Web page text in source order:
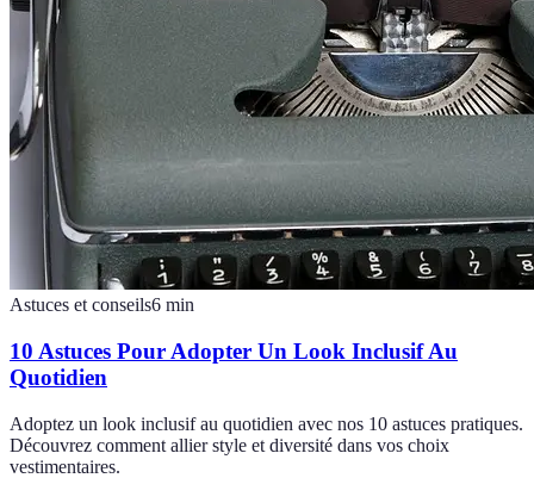
Astuces et conseils6 min
10 Astuces Pour Adopter Un Look Inclusif Au
Quotidien
Adoptez un look inclusif au quotidien avec nos 10 astuces pratiques.
Découvrez comment allier style et diversité dans vos choix
vestimentaires.